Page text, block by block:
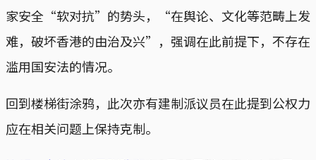
家安全“软对抗”的势头，“在舆论、文化等范畴上发
难，破坏香港的由治及兴”，强调在此前提下，不存在
滥用国安法的情况。
回到楼梯街涂鸦，此次亦有建制派议员在此提到公权力
应在相关问题上保持克制。